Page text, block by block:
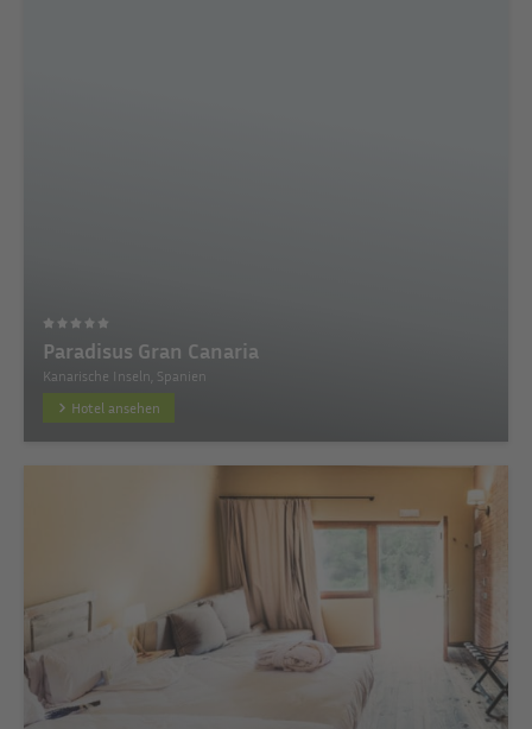
Paradisus Gran Canaria
Kanarische Inseln, Spanien
Hotel ansehen